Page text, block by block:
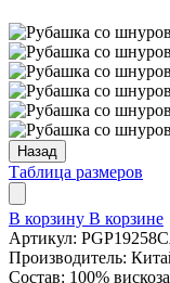
Назад
Таблица размеров
В корзину В корзине
Артикул:
Производитель:
Состав: 100% вискоза